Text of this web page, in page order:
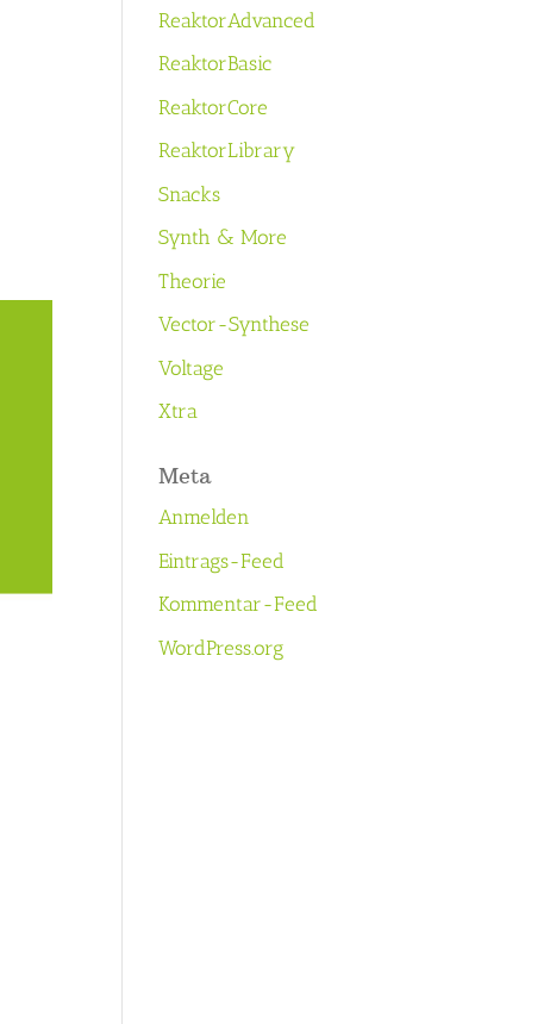
ReaktorAdvanced
ReaktorBasic
ReaktorCore
ReaktorLibrary
Snacks
Synth & More
Theorie
Vector-Synthese
Voltage
Xtra
Meta
Anmelden
Eintrags-Feed
Kommentar-Feed
WordPress.org